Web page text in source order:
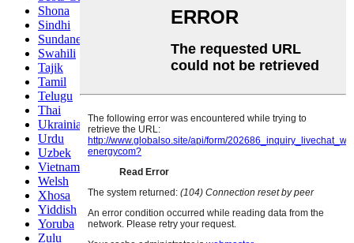
Shona
Sindhi
Sundanese
Swahili
Tajik
Tamil
Telugu
Thai
Ukrainian
Urdu
Uzbek
Vietnamese
Welsh
Xhosa
Yiddish
Yoruba
Zulu